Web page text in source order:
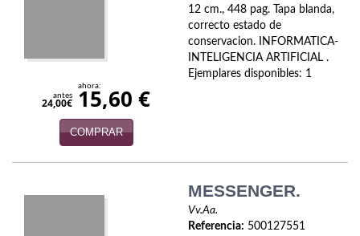
Mafia y espionaje
Matemáticas
12 cm., 448 pag. Tapa blanda,
correcto estado de
conservacion. INFORMATICA-
INTELIGENCIA ARTIFICIAL .
Ejemplares disponibles: 1
antes
24,00€
ahora:
15,60 €
COMPRAR
MESSENGER.
Vv.Aa.
Referencia: 500127551